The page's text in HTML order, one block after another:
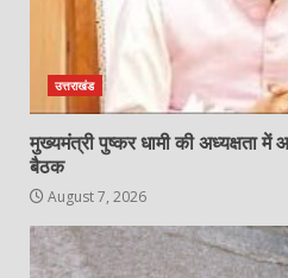
उत्तराखंड
मुख्यमंत्री पुष्कर धामी की अध्यक्षता में
बैठक
August 7, 2026